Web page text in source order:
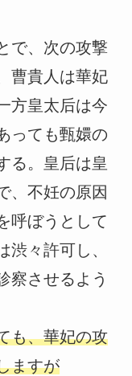
で、次の攻撃
曹貴人は華妃
方皇太后は今
っても甄嬛の
る。皇后は皇
、不妊の原因
呼ぼうとして
渋々許可し、
察させるよう
も、華妃の攻
ますが